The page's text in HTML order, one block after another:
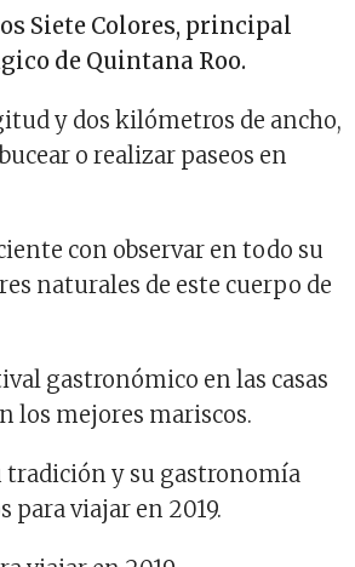
Siete Colores, principal
de Quintana Roo.
y dos kilómetros de ancho,
o realizar paseos en
con observar en todo su
naturales de este cuerpo de
gastronómico en las casas
los mejores mariscos.
tradición y su gastronomía
para viajar en 2019.